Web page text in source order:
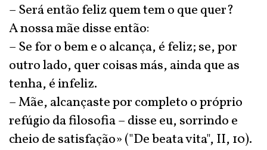
– Será então feliz quem tem o que quer?
A nossa mãe disse então:
– Se for o bem e o alcança, é feliz; se, por
outro lado, quer coisas más, ainda que as
tenha, é infeliz.
– Mãe, alcançaste por completo o próprio
refúgio da filosofia – disse eu, sorrindo e
cheio de satisfação» ("De beata vita", II, 10).